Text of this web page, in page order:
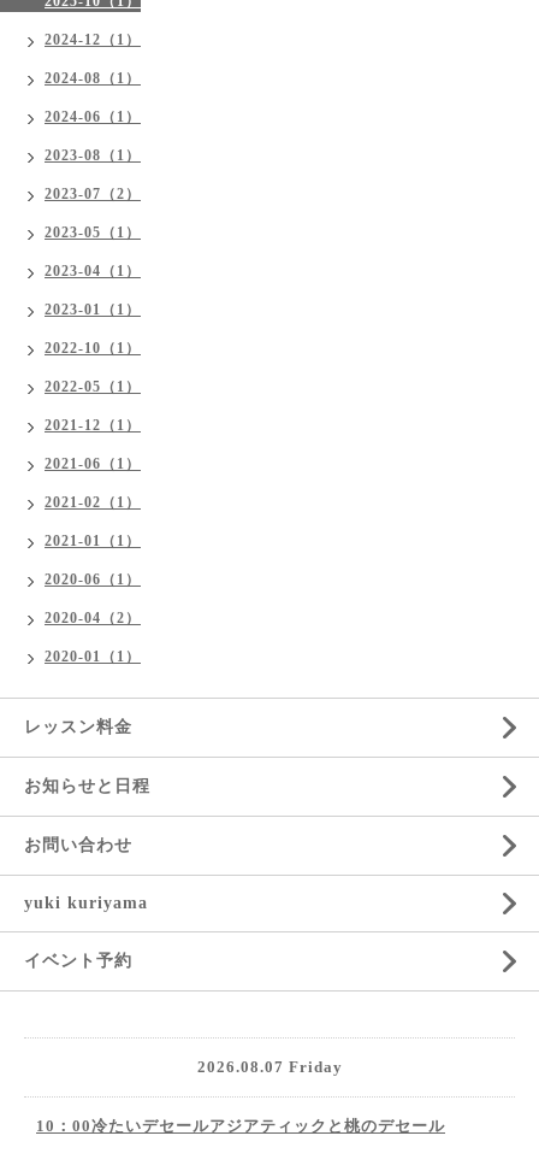
2024-12（1）
2024-08（1）
2024-06（1）
2023-08（1）
2023-07（2）
2023-05（1）
2023-04（1）
2023-01（1）
2022-10（1）
2022-05（1）
2021-12（1）
2021-06（1）
2021-02（1）
2021-01（1）
2020-06（1）
2020-04（2）
2020-01（1）
レッスン料金
お知らせと日程
お問い合わせ
yuki kuriyama
イベント予約
2026.08.07 Friday
10：00冷たいデセールアジアティックと桃のデセール